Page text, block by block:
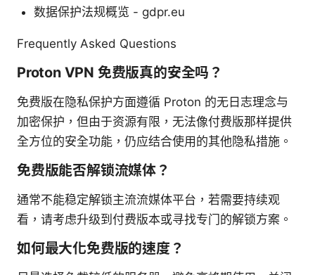
数据保护法规概览 - gdpr.eu
Frequently Asked Questions
Proton VPN 免费版真的安全吗？
免费版在隐私保护方面遵循 Proton 的无日志理念与
加密保护，但由于资源有限，无法像付费版那样提供
全方位的安全功能，仍应结合使用的其他隐私措施。
免费版能否解锁流媒体？
通常不能稳定解锁主流流媒体平台，若需要持续观
看，请考虑升级到付费版本或寻找专门的解锁方案。
如何最大化免费版的速度？